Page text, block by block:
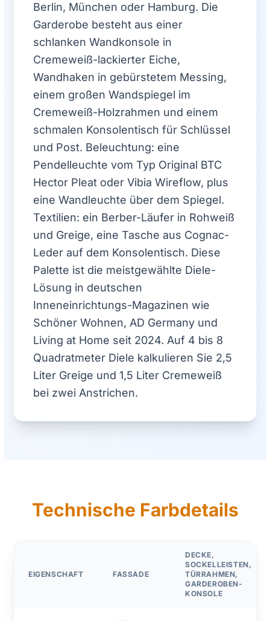
Berlin, München oder Hamburg. Die
Garderobe besteht aus einer
schlanken Wandkonsole in
Cremeweiß-lackierter Eiche,
Wandhaken in gebürstetem Messing,
einem großen Wandspiegel im
Cremeweiß-Holzrahmen und einem
schmalen Konsolentisch für Schlüssel
und Post. Beleuchtung: eine
Pendelleuchte vom Typ Original BTC
Hector Pleat oder Vibia Wireflow, plus
eine Wandleuchte über dem Spiegel.
Textilien: ein Berber-Läufer in Rohweiß
und Greige, eine Tasche aus Cognac-
Leder auf dem Konsolentisch. Diese
Palette ist die meistgewählte Diele-
Lösung in deutschen
Inneneinrichtungs-Magazinen wie
Schöner Wohnen, AD Germany und
Living at Home seit 2024. Auf 4 bis 8
Quadratmeter Diele kalkulieren Sie 2,5
Liter Greige und 1,5 Liter Cremeweiß
bei zwei Anstrichen.
Technische Farbdetails
EIGENSCHAFT FASSADE
DECKE,
SOCKELLEISTEN,
TÜRRAHMEN,
GARDEROBEN-
KONSOLE